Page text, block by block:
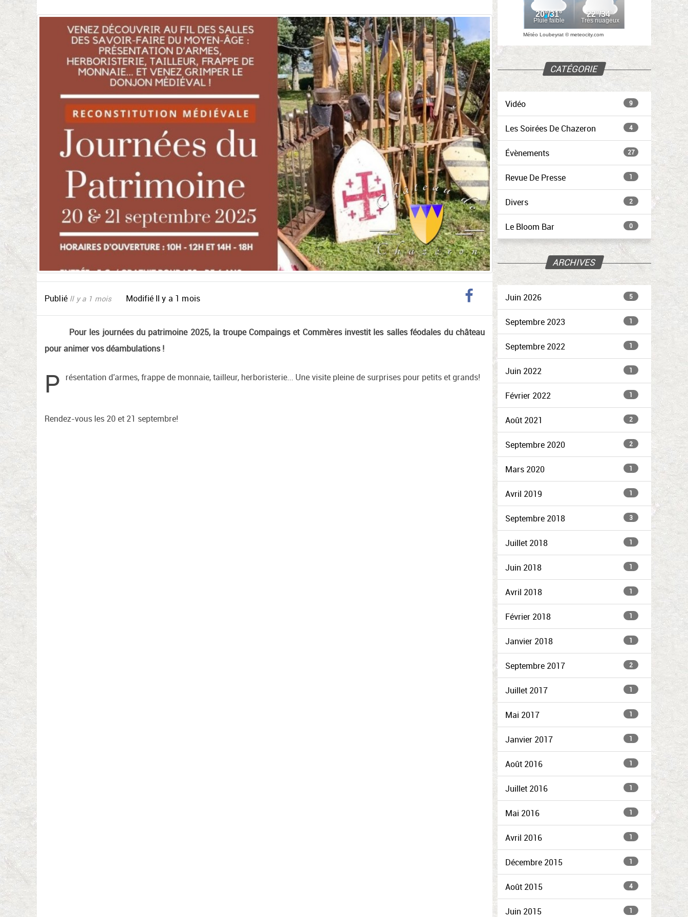
Publié ll y a 1 mois Modifié ll y a 1 mois
Pour les journées du patrimoine 2025, la troupe Compaings et Commères investit les salles féodales du château
pour animer vos déambulations !
P résentation d'armes, frappe de monnaie, tailleur, herboristerie... Une visite pleine de surprises pour petits et grands!
Rendez-vous les 20 et 21 septembre!
Météo Loubeyrat©meteocity.com
CATÉGORIE
9
Vidéo
4
Les Soirées De Chazeron
27
Évènements
1
Revue De Presse
2
Divers
0
Le Bloom Bar
ARCHIVES
Juin 2026 5
Septembre 2023 1
Septembre 2022 1
Juin 2022 1
Février 2022 1
Août 2021 2
Septembre 2020 2
Mars 2020 1
Avril 2019 1
Septembre 2018 3
Juillet 2018 1
Juin 2018 1
Avril 2018 1
Février 2018 1
Janvier 2018 1
Septembre 2017 2
Juillet 2017 1
Mai 2017 1
Janvier 2017 1
Août 2016 1
Juillet 2016 1
Mai 2016 1
Avril 2016 1
Décembre 2015 1
Août 2015 4
Juin 2015 1